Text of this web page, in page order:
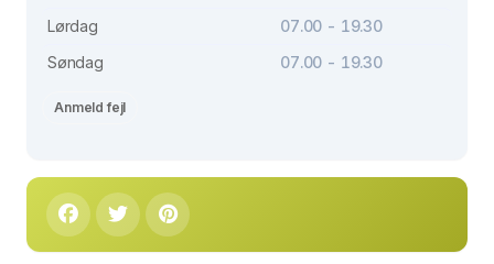
Lørdag
07.00 - 19.30
Søndag
07.00 - 19.30
Anmeld fejl